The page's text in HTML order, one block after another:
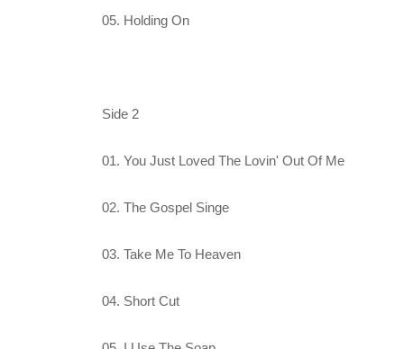
05. Holding On
Side 2
01. You Just Loved The Lovin' Out Of Me
02. The Gospel Singe
03. Take Me To Heaven
04. Short Cut